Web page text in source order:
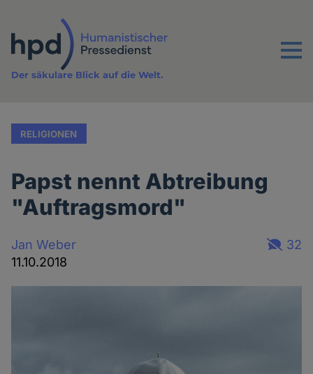
Inhalt
Menu
Der säkulare Blick auf die Welt.
RELIGIONEN
Papst nennt Abtreibung
"Auftragsmord"
Jan Weber
11.10.2018
32